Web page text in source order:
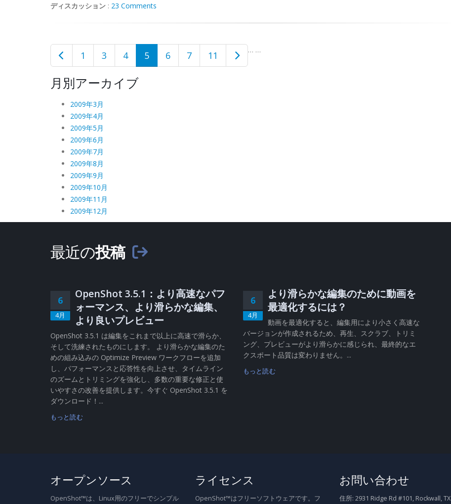
ディスカッション : 23 Comments
1 …
3 4 5 6 7 …
11
月別アーカイブ
2009年3月
2009年4月
2009年5月
2009年6月
2009年7月
2009年8月
2009年9月
2009年10月
2009年11月
2009年12月
最近の投稿
6
4月
OpenShot 3.5.1：より高速なパフ
ォーマンス、より滑らかな編集、
より良いプレビュー
OpenShot 3.5.1 は編集をこれまで以上に高速で滑らか、
そして洗練されたものにします。 より滑らかな編集のた
めの組み込みの Optimize Preview ワークフローを追加
し、パフォーマンスと応答性を向上させ、タイムライン
のズームとトリミングを強化し、多数の重要な修正と使
いやすさの改善を提供します。今すぐ OpenShot 3.5.1 を
ダウンロード！...
もっと読む
6
4月
より滑らかな編集のために動画を
最適化するには？
動画を最適化すると、編集用により小さく高速な
バージョンが作成されるため、再生、スクラブ、トリミ
ング、プレビューがより滑らかに感じられ、最終的なエ
クスポート品質は変わりません。...
もっと読む
オープンソース
OpenShot™は、Linux用のフリーでシンプル
ライセンス
OpenShot™はフリーソフトウェアです。フ
お問い合わせ
住所: 2931 Ridge Rd #101, Rockwall, TX